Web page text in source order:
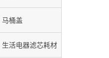
马桶盖
生活电器滤芯耗材